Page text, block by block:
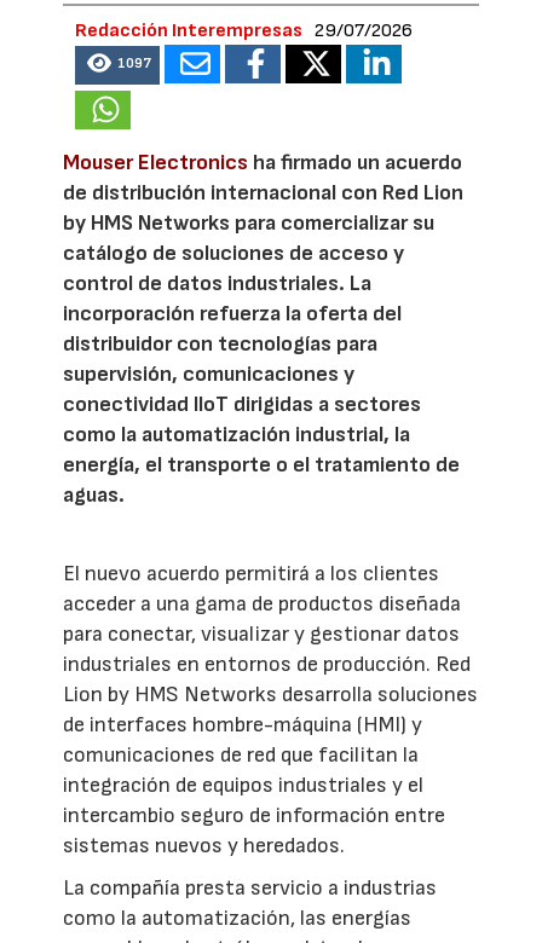
Redacción Interempresas 29/07/2026
1097
Mouser Electronics ha firmado un acuerdo
de distribución internacional con Red Lion
by HMS Networks para comercializar su
catálogo de soluciones de acceso y
control de datos industriales. La
incorporación refuerza la oferta del
distribuidor con tecnologías para
supervisión, comunicaciones y
conectividad IIoT dirigidas a sectores
como la automatización industrial, la
energía, el transporte o el tratamiento de
aguas.
El nuevo acuerdo permitirá a los clientes
acceder a una gama de productos diseñada
para conectar, visualizar y gestionar datos
industriales en entornos de producción. Red
Lion by HMS Networks desarrolla soluciones
de interfaces hombre-máquina (HMI) y
comunicaciones de red que facilitan la
integración de equipos industriales y el
intercambio seguro de información entre
sistemas nuevos y heredados.
La compañía presta servicio a industrias
como la automatización, las energías